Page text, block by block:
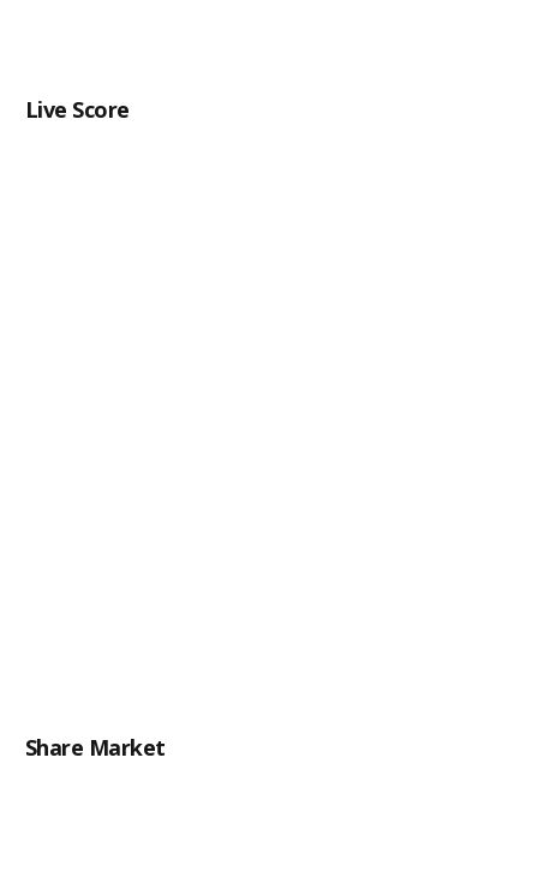
Live Score
Share Market